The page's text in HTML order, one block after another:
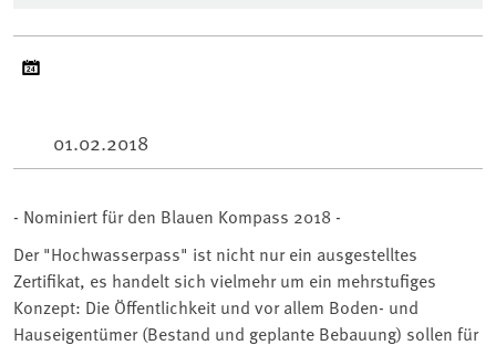
01.02.2018
- Nominiert für den Blauen Kompass 2018 -
Der "Hochwasserpass" ist nicht nur ein ausgestelltes
Zertifikat, es handelt sich vielmehr um ein mehrstufiges
Konzept: Die Öffentlichkeit und vor allem Boden- und
Hauseigentümer (Bestand und geplante Bebauung) sollen für